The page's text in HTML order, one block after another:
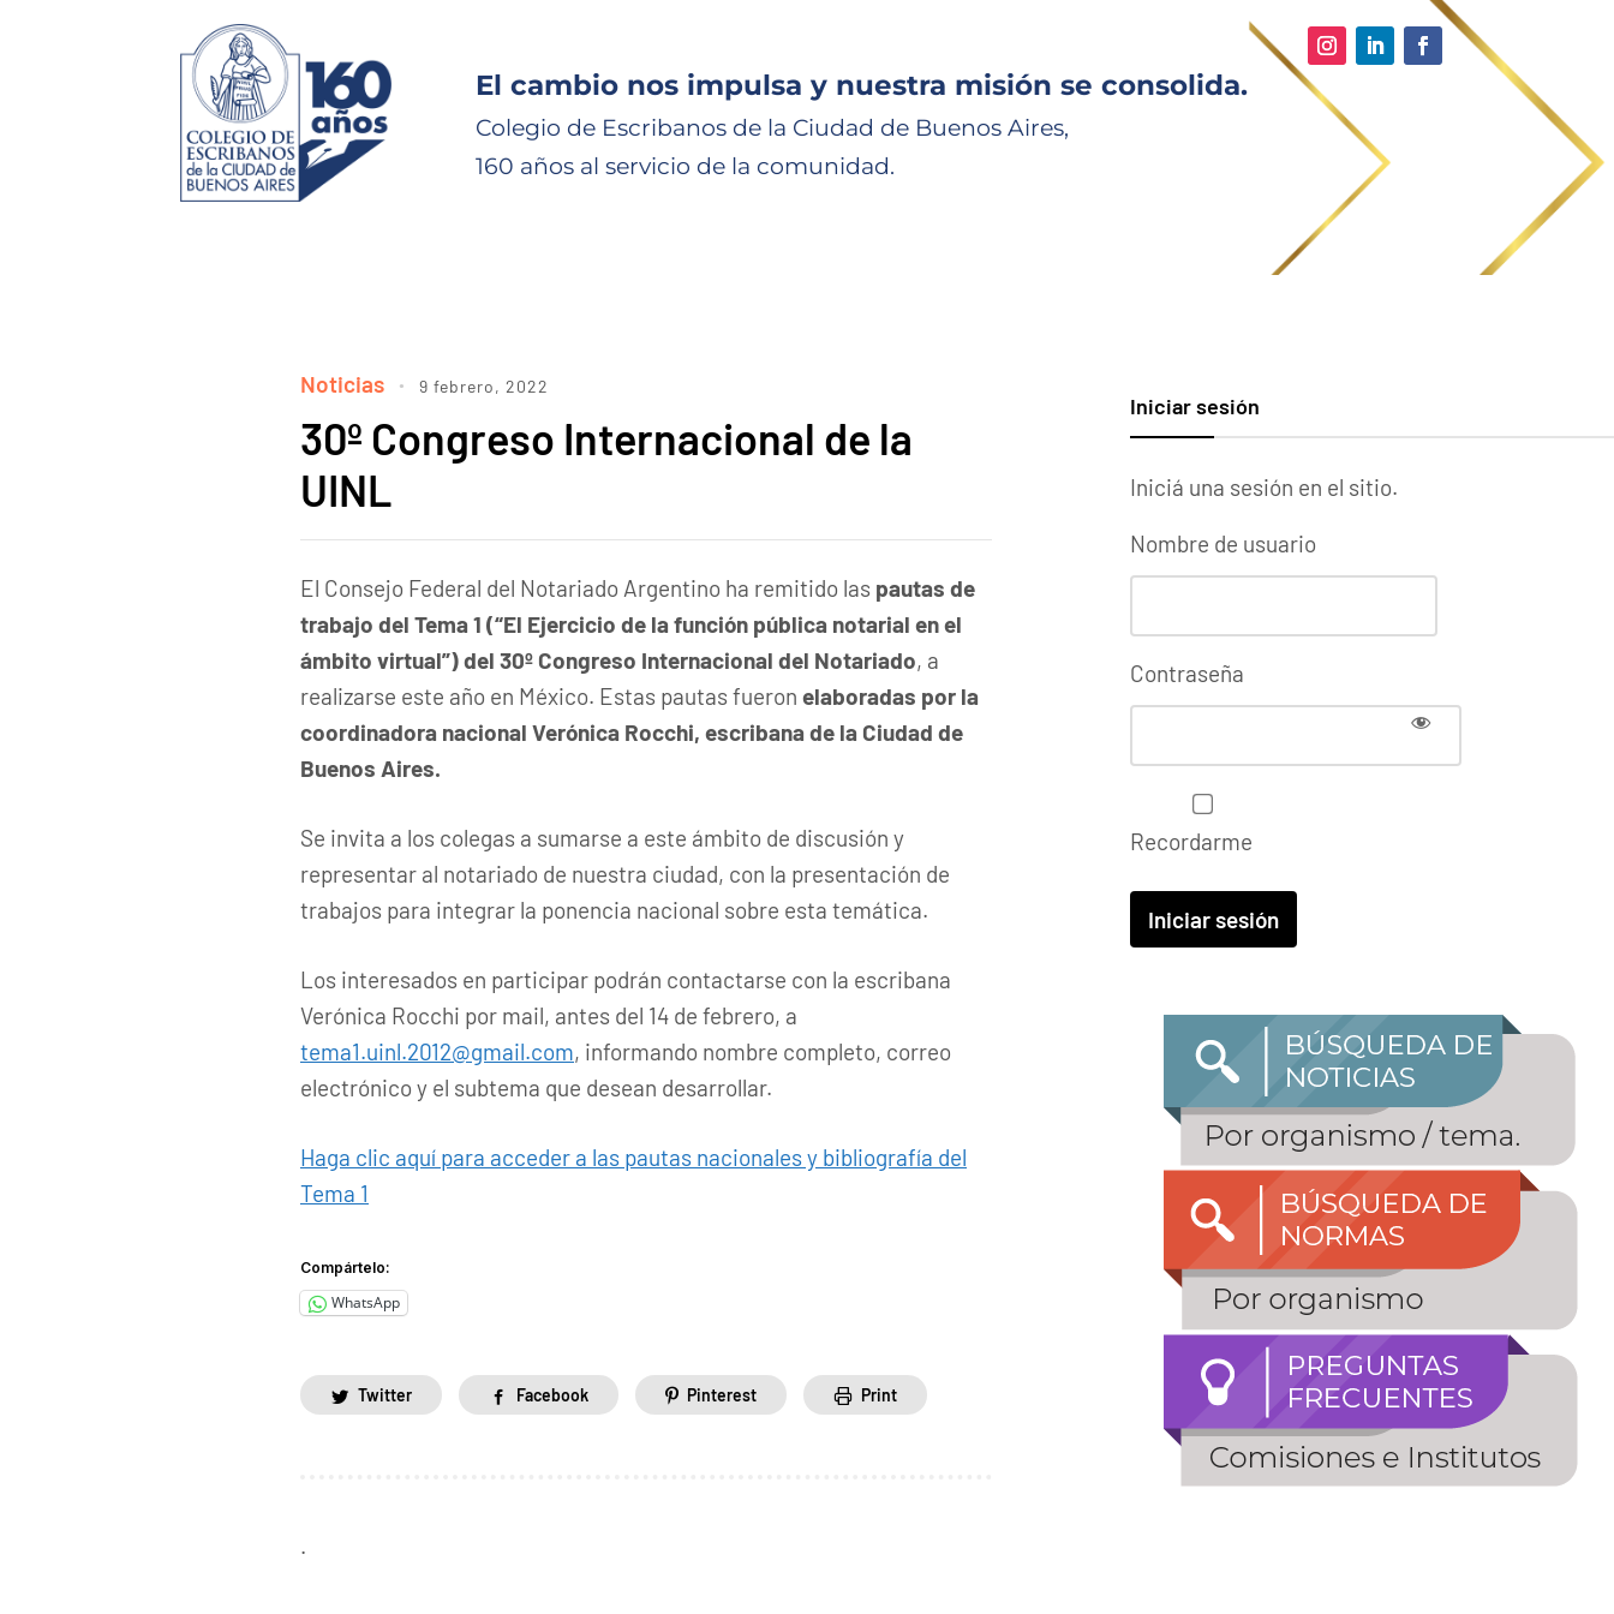
El cambio nos impulsa y nuestra misión se consolida.
Colegio de Escribanos de la Ciudad de Buenos Aires,
160 años al servicio de la comunidad.
Noticias 9 febrero, 2022
30º Congreso Internacional de la
UINL
El Consejo Federal del Notariado Argentino ha remitido las pautas de
trabajo del Tema 1 (“El Ejercicio de la función pública notarial en el
ámbito virtual”) del 30º Congreso Internacional del Notariado, a
realizarse este año en México. Estas pautas fueron elaboradas por la
coordinadora nacional Verónica Rocchi, escribana de la Ciudad de
Buenos Aires.
Se invita a los colegas a sumarse a este ámbito de discusión y
representar al notariado de nuestra ciudad, con la presentación de
trabajos para integrar la ponencia nacional sobre esta temática.
Los interesados en participar podrán contactarse con la escribana
Verónica Rocchi por mail, antes del 14 de febrero, a
tema1.uinl.2012@gmail.com, informando nombre completo, correo
electrónico y el subtema que desean desarrollar.
Haga clic aquí para acceder a las pautas nacionales y bibliografía del
Tema 1
Compártelo:
WhatsApp
Twitter Facebook Pinterest Print
.
Iniciar sesión
Iniciá una sesión en el sitio.
Nombre de usuario
Contraseña
Recordarme